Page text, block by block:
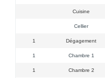
Cuisine
Cellier
1 Dégagement
1 Chambre 1
1 Chambre 2